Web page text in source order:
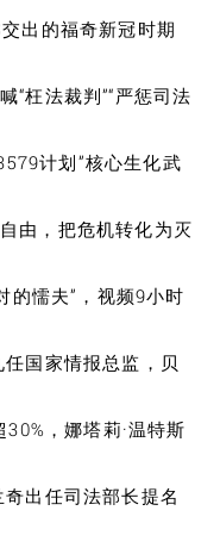
出的福奇新冠时期
“枉法裁判”“严惩司法
计划”核心生化武
由，把危机转化为灭
的懦夫”，视频9小时
国家情报总监，贝
，娜塔莉·温特斯
出任司法部长提名